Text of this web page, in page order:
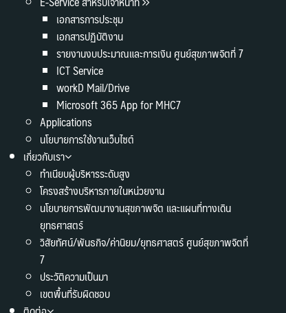
เอกสารการประชุม
เอกสารปฏิบัติงาน
รายงานงบประมาณและการเงิน ศูนย์สุขภาพจิตที่ 7
ICT Service
workD Mail/Drive
Microsoft 365 App for MHC7
Applications
นโยบายการใช้งานเว็บไซต์
เกี่ยวกับเรา
ทำเนียบผู้บริหารระดับสูง
โครงสร้างบริหารภายในหน่วยงาน
นโยบายการพัฒนางานสุขภาพจิต และแผนที่ทางเดิน
ยุทธศาสตร์
วิสัยทัศน์/พันธกิจ/ค่านิยม/ยุทธศาสตร์ ศูนย์สุขภาพจิตที่
7
ประวัติความเป็นมา
เขตพื้นที่รับผิดชอบ